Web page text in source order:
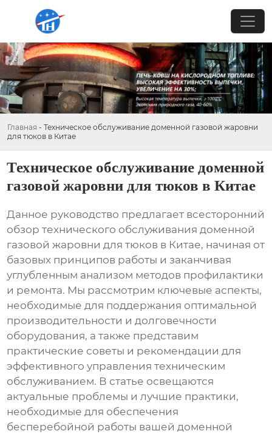
Главная - Техническое обслуживание доменной газовой жаровни
для тюков в Китае
Техническое обслуживание доменной
газовой жаровни для тюков в Китае
Данное руководство предлагает всесторонний
обзортехнического обслуживания доменной
газовой жаровни для тюков в Китае, начиная от
базовых принципов работы и заканчивая
углубленным анализом методов профилактики
и ремонта. Мы рассмотрим ключевые аспекты,
необходимые для поддержания оптимальной
производительности и долговечности
оборудования, а также представим
практические советы и рекомендации для
эффективного управления техническим
обслуживанием. В статье освещаются
актуальные проблемы и лучшие практики,
необходимые для обеспечения
бесперебойной работы вашейдоменной